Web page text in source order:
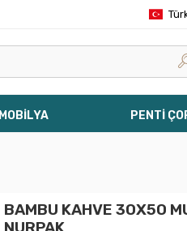
MOBİLYA PENTİ
BAMBU KAHVE 30X50